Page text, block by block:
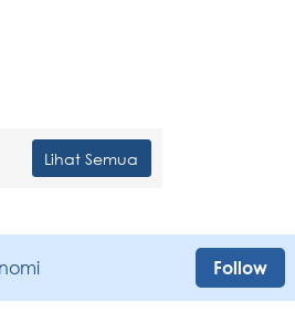
Lihat Semua
Follow